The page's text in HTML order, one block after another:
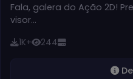
Fala, galera do Ação 2D!
visor…
1K+ 244